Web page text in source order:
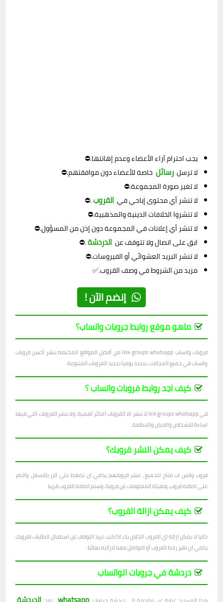
يجب احترام آراء الأعضاء وعدم إهانتها.⛔
لا ترسل رسائل خاصة للأعضاء دون موافقتهم.⛔
لا تغير صورة المجموعة.⛔
لا تنشر أي محتوى إباحي في القروب.⛔
لا تنشروا الخلافات الدينية والمذهبية.⛔
لا تنشر أي إعلانات في المجموعة دون إذن من المسؤول.⛔
ابق على اتصال ولا تتوقف عن الدردشة.⛔
لا تنشر البريد العشوائي أو الفيروسات.⛔
مزيد من الشروط في وصف القروب.✅
إنضم الآن !
ماهو موقع روابط جروبات واتساب؟
قروبات واتساب link groups whatsapp من أفضل المواقع المختصة بنشر أحسن قروبات
واتساب في جميع المجالات ، بتجدد يوميا بجديد القروبات المتنوعة.
كيف اجد روابط قروبات واتساب ؟
في link groups whatsapp لا ننشر الا القروبات الاكثر اهمية، ولا ننشر القروبات التي فيها
اساءة للاشخاص والاديان والانظمة...
كيف يمكن النشر قروبك؟
قروب واتس اب متاح للجميع ، لنشر قروباتهم يكفي ان تضغط على الزر بالاسفل والنقر
على اضافة قروب، وتعبئة المعلومات عن قروبك وستم اصافة القروب قريبا.
كيف يمكن ازالة القروب؟
حاليا لا يمكن ازالة اي القروب الخاص بك، اذا كنت تريد التوقف عن استقبال الطلبات لقروبك
يكفي ان تغير رابط القروب أو التواصل معنا لازالته نهائيا.
دردشة في جروبات الواتساب